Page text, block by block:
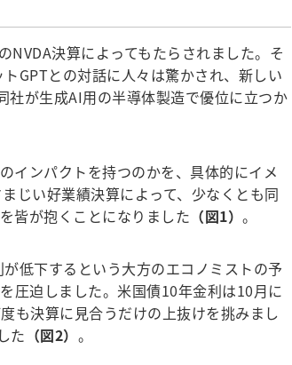
決算によってもたらされました。そ
GPTとの対話に人々は驚かされ、新しい
社が生成AI用の半導体製造で優位に立つか
インパクトを持つのかを、具体的にイメ
じい好業績決算によって、少なくとも同
皆が抱くことになりました （図1） 。
低下するという大方のエコノミストの予
圧迫しました。米国債10年金利は10月に
も決算に見合うだけの上抜けを挑みまし
た （図2） 。